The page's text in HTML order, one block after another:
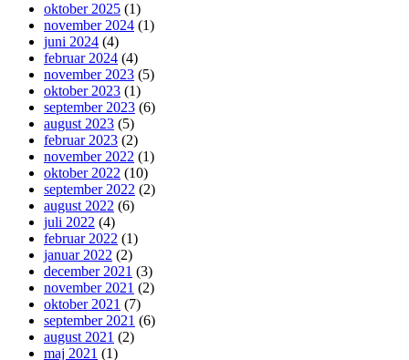
oktober 2025 (1)
november 2024 (1)
juni 2024 (4)
februar 2024 (4)
november 2023 (5)
oktober 2023 (1)
september 2023 (6)
august 2023 (5)
februar 2023 (2)
november 2022 (1)
oktober 2022 (10)
september 2022 (2)
august 2022 (6)
juli 2022 (4)
februar 2022 (1)
januar 2022 (2)
december 2021 (3)
november 2021 (2)
oktober 2021 (7)
september 2021 (6)
august 2021 (2)
maj 2021 (1)